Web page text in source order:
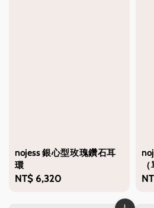
nojess 銀心型玫瑰鑽石耳
環
Regular
NT$ 6,320